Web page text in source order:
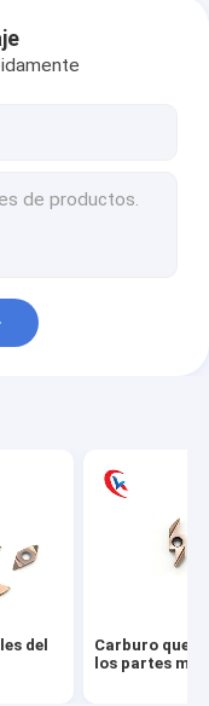
tungsteno
de tungsteno
del
Carburo que
los partes